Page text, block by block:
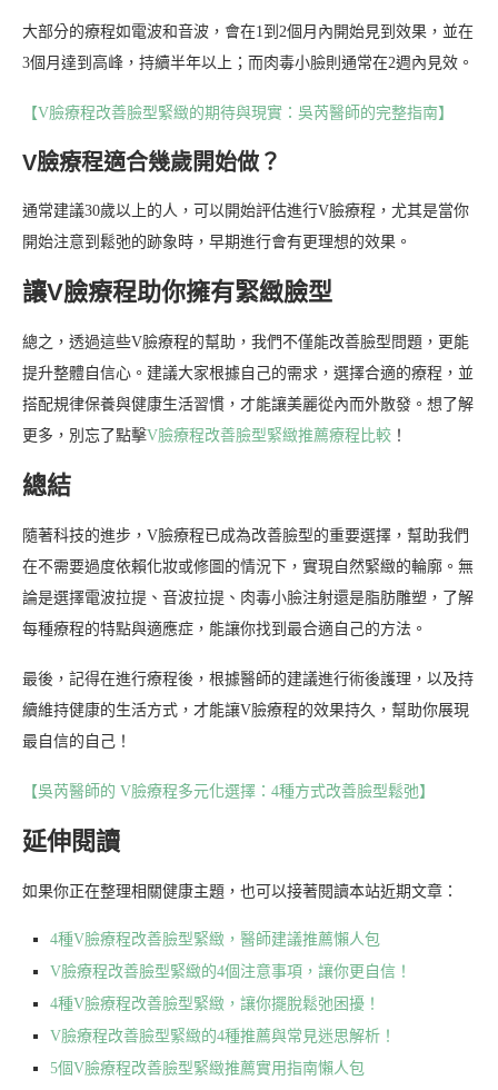
大部分的療程如電波和音波，會在1到2個月內開始見到效果，並在
3個月達到高峰，持續半年以上；而肉毒小臉則通常在2週內見效。
【V臉療程改善臉型緊緻的期待與現實：吳芮醫師的完整指南】
V臉療程適合幾歲開始做？
通常建議30歲以上的人，可以開始評估進行V臉療程，尤其是當你
開始注意到鬆弛的跡象時，早期進行會有更理想的效果。
讓V臉療程助你擁有緊緻臉型
總之，透過這些V臉療程的幫助，我們不僅能改善臉型問題，更能
提升整體自信心。建議大家根據自己的需求，選擇合適的療程，並
搭配規律保養與健康生活習慣，才能讓美麗從內而外散發。想了解
更多，別忘了點擊V臉療程改善臉型緊緻推薦療程比較 ！
總結
隨著科技的進步，V臉療程已成為改善臉型的重要選擇，幫助我們
在不需要過度依賴化妝或修圖的情況下，實現自然緊緻的輪廓。無
論是選擇電波拉提、音波拉提、肉毒小臉注射還是脂肪雕塑，了解
每種療程的特點與適應症，能讓你找到最合適自己的方法。
最後，記得在進行療程後，根據醫師的建議進行術後護理，以及持
續維持健康的生活方式，才能讓V臉療程的效果持久，幫助你展現
最自信的自己！
【吳芮醫師的 V臉療程多元化選擇：4種方式改善臉型鬆弛】
延伸閱讀
如果你正在整理相關健康主題，也可以接著閱讀本站近期文章：
4種V臉療程改善臉型緊緻，醫師建議推薦懶人包
V臉療程改善臉型緊緻的4個注意事項，讓你更自信！
4種V臉療程改善臉型緊緻，讓你擺脫鬆弛困擾！
V臉療程改善臉型緊緻的4種推薦與常見迷思解析！
5個V臉療程改善臉型緊緻推薦實用指南懶人包